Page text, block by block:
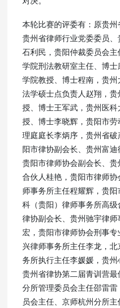
本轮比赛的评委有：原贵州
贵州省律师行业党委委员
石利民，贵阳仲裁委员会
学院刑法教研室主任、博
学院教授、博士程南，贵
法学硕士点负责人赵翔，
授、博士王军武，贵州医
授、博士李晓辉，贵阳市
理庭庭长李炳序，贵州省
阳市律协副会长、贵州富迪
贵阳市律师协会副会长、
合伙人桂艳，贵阳市律师
师事务所主任程耀辉，贵
科（贵阳）律师事务所高
律协副会长、贵州驰宇律
宏，贵阳市律师协会刑事
兴律师事务所主任李龙，
务所执行主任李媛媛，贵州
贵州省律协第二届青训营
分所管理委员会主任邵雷
员会主任、京师杭州分所